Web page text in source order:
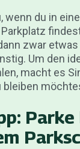
wenn du in
zwar etwas
Um den
macht es
bleiben
Parke